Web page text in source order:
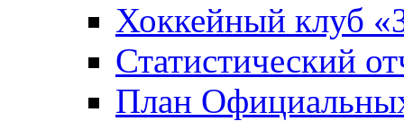
Хоккейный клуб
Статистический
План